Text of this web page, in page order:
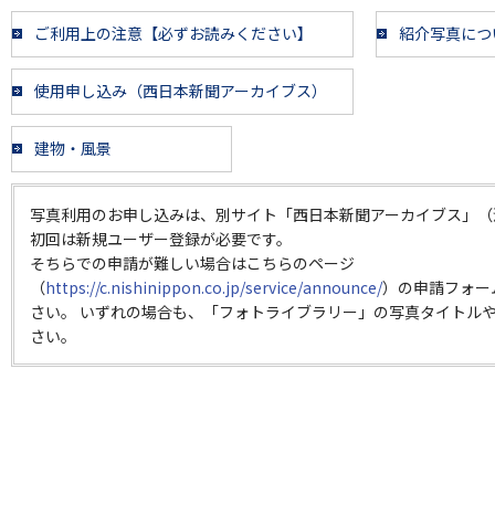
ご利用上の注意【必ずお読みください】 紹介写真に
使用申し込み（西日本新聞アーカイブス）
建物・風景
写真利用のお申し込みは、別サイト「西日本新聞アーカイブス」
初回は新規ユーザー登録が必要です。
そちらでの申請が難しい場合はこちらのページ
（https://c.nishinippon.co.jp/service/announce/）の申請フォ
さい。 いずれの場合も、「フォトライブラリー」の写真タイトル
さい。